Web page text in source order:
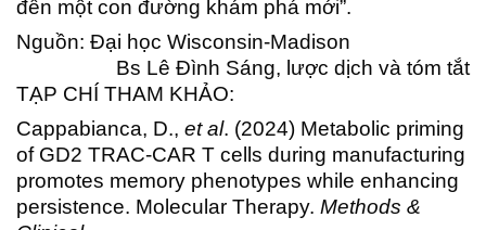
đến một con đường khám phá mới”.
Nguồn: Đại học Wisconsin-Madison
Bs Lê Đình Sáng, lược dịch và tóm tắt
TẠP CHÍ THAM KHẢO:
Cappabianca, D., et al. (2024) Metabolic priming
of GD2 TRAC-CAR T cells during manufacturing
promotes memory phenotypes while enhancing
persistence. Molecular Therapy. Methods &